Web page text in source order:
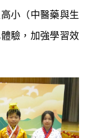
小（中醫藥與生
驗，加強學習效